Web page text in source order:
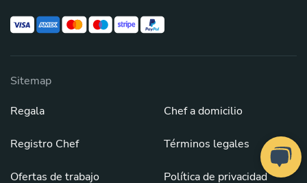
Sitemap
Regala
Registro Chef
Ofertas de trabajo
Chef a domicilio
Términos legales
Política de privacidad